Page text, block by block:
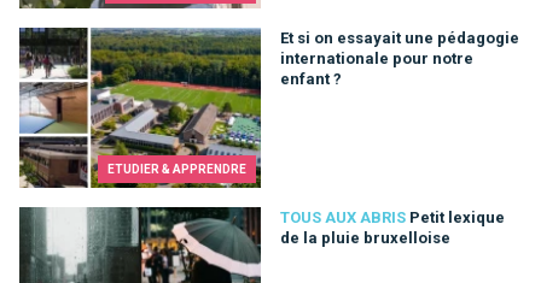
ETUDIER & APPRENDRE
Et si on essayait une pédagogie
internationale pour notre
enfant ?
Et si on essayait une pédagogie internationale pour notre
TOUS AUX ABRIS Petit lexique
de la pluie bruxelloise
Petit lexique de la pluie bruxelloise